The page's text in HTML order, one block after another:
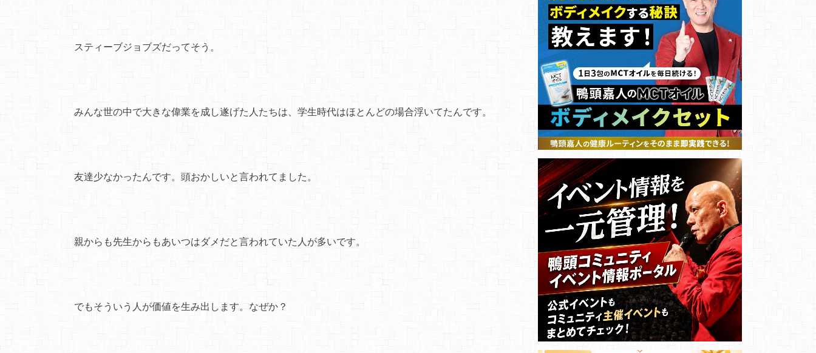
スティーブジョブズだってそう。
みんな世の中で大きな偉業を成し遂げた人たちは、学生時代はほとんどの場合浮いてたんです。
友達少なかったんです。頭おかしいと言われてました。
親からも先生からもあいつはダメだと言われていた人が多いです。
でもそういう人が価値を生み出します。なぜか？